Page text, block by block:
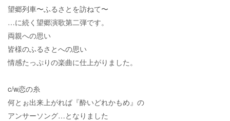
望郷列車〜ふるさとを訪ねて〜
…に続く望郷演歌第二弾です。
両親への思い
皆様のふるさとへの思い
情感たっぷりの楽曲に仕上がりました。
c/w恋の糸
何とぉ出来上がれば『酔いどれかもめ』の
アンサーソング…となりました